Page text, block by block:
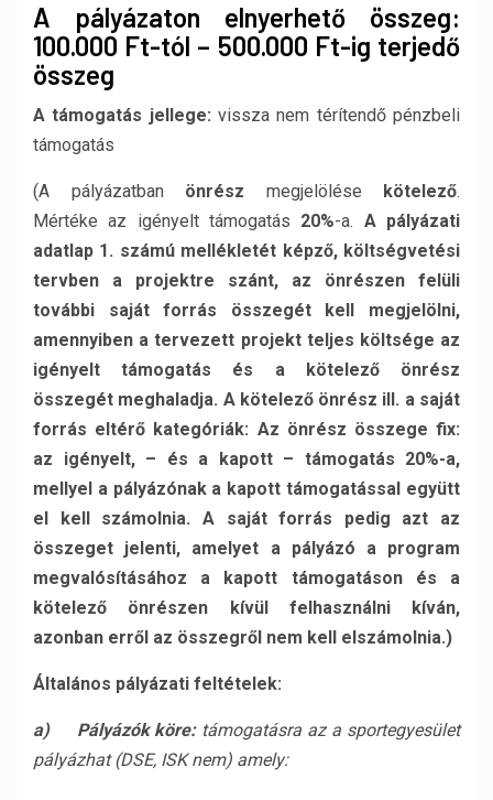
A pályázaton elnyerhető összeg:
100.000 Ft-tól – 500.000 Ft-ig terjedő
összeg
A támogatás jellege: vissza nem térítendő pénzbeli
támogatás
(A pályázatban önrész megjelölése kötelező.
Mértéke az igényelt támogatás 20%-a. A pályázati
adatlap 1. számú mellékletét képző, költségvetési
tervben a projektre szánt, az önrészen felüli
további saját forrás összegét kell megjelölni,
amennyiben a tervezett projekt teljes költsége az
igényelt támogatás és a kötelező önrész
összegét meghaladja. A kötelező önrész ill. a saját
forrás eltérő kategóriák: Az önrész összege fix:
az igényelt, – és a kapott – támogatás 20%-a,
mellyel a pályázónak a kapott támogatással együtt
el kell számolnia. A saját forrás pedig azt az
összeget jelenti, amelyet a pályázó a program
megvalósításához a kapott támogatáson és a
kötelező önrészen kívül felhasználni kíván,
azonban erről az összegről nem kell elszámolnia.)
Általános pályázati feltételek:
a) Pályázók köre:támogatásra az a sportegyesület
pályázhat (DSE, ISK nem) amely: